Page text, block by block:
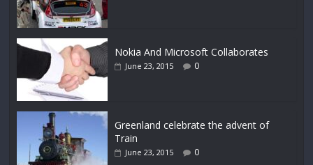
Nokia And Microsoft Collaborates
June 23, 2015 0
Greenland celebrate the advent of
Train
June 23, 2015 0